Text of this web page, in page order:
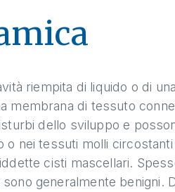
riempita di liquido o di
membrana di tessuto
dello sviluppo e
o nei tessuti molli
cisti mascellari.
generalmente benigni.